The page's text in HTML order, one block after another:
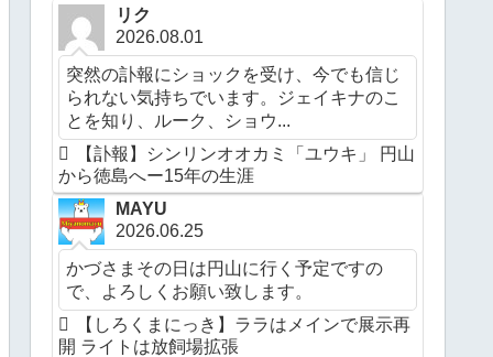
リク
2026.08.01
突然の訃報にショックを受け、今でも信じ
られない気持ちでいます。ジェイキナのこ
とを知り、ルーク、ショウ...
【訃報】シンリンオオカミ「ユウキ」 円山
から徳島へー15年の生涯
MAYU
2026.06.25
かづさまその日は円山に行く予定ですの
で、よろしくお願い致します。
【しろくまにっき】ララはメインで展示再
開 ライトは放飼場拡張